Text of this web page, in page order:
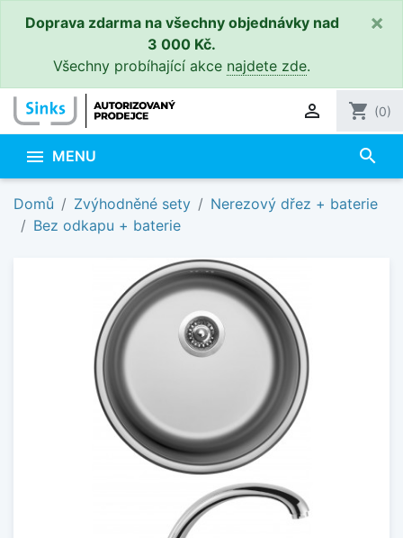
Doprava zdarma na všechny objednávky nad
3 000 Kč.
Všechny probíhající akce najdete zde.
×
 shopping_cart (0)
 MENU search
Domů Zvýhodněné sety
Nerezový dřez + baterie
Bez odkapu + baterie